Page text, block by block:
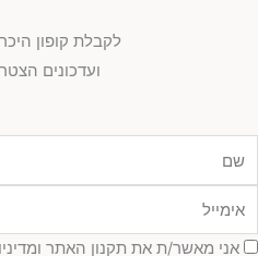
לקבלת קופון היכרות 10%
ועדכונים
אני מאשר/ת את תקנון האתר